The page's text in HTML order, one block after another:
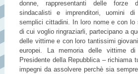
donne, rappresentanti delle forze
sindacalisti e imprenditori, uomini
semplici cittadini. In loro nome e con lo
di cui voglio ringraziarli, partecipano a
delle vittime e con loro tantissimi
europei. La memoria delle vittime
Presidente della Repubblica – richiama
impegni da assolvere perchè sia